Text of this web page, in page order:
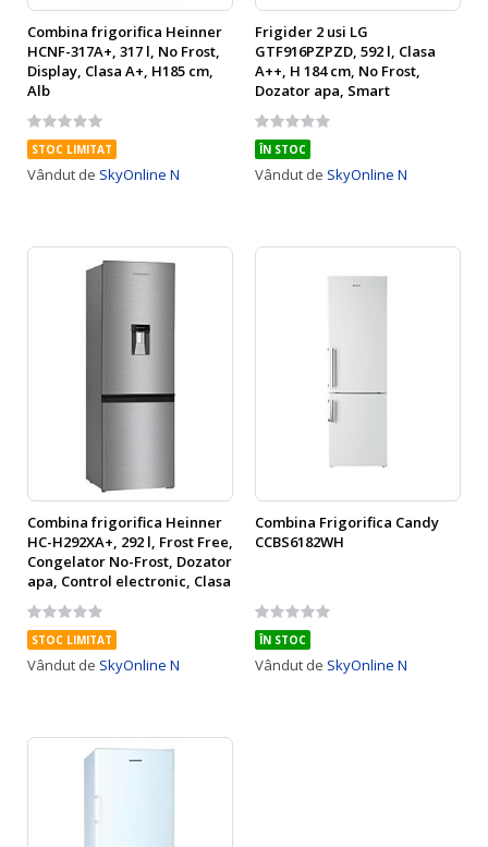
Combina frigorifica Heinner
HCNF-317A+, 317 l, No Frost,
Display, Clasa A+, H185 cm,
Alb
Rating:
0%
STOC LIMITAT
Vândut de SkyOnline N
Frigider 2 usi LG
GTF916PZPZD, 592 l, Clasa
A++, H 184 cm, No Frost,
Dozator apa, Smart
Diagnosis, WiFi, Compresor
liniar, Afisaj extern, Racire
usa, Argintiu
Rating:
0%
ÎN STOC
Vândut de SkyOnline N
Combina frigorifica Heinner
HC-H292XA+, 292 l, Frost Free,
Congelator No-Frost, Dozator
apa, Control electronic, Clasa
A+, H 185.5 cm, Inox
Rating:
0%
STOC LIMITAT
Vândut de SkyOnline N
Combina Frigorifica Candy
CCBS6182WH
Rating:
0%
ÎN STOC
Vândut de SkyOnline N